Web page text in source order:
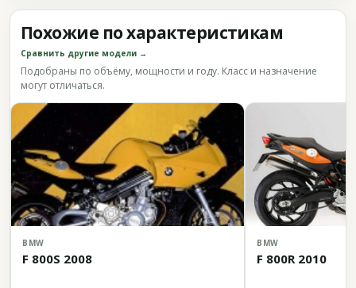
Похожие по характеристикам
Сравнить другие модели →
Подобраны по объёму, мощности и году. Класс и назначение
могут отличаться.
BMW
F 800S 2008
BMW
F 800R 2010